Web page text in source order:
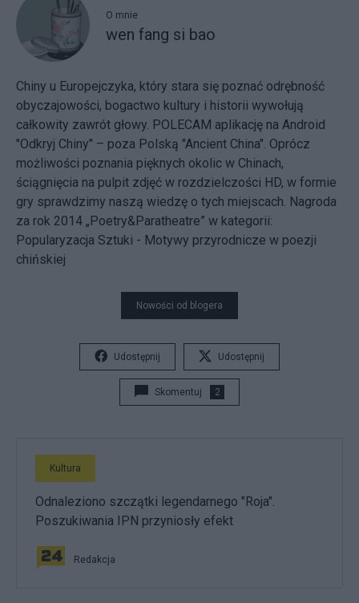
O mnie
wen fang si bao
Chiny u Europejczyka, który stara się poznać odrębność
obyczajowości, bogactwo kultury i historii wywołują
całkowity zawrót głowy. POLECAM aplikację na Android
"Odkryj Chiny" – poza Polską "Ancient China". Oprócz
możliwości poznania pięknych okolic w Chinach,
ściągnięcia na pulpit zdjęć w rozdzielczości HD, w formie
gry sprawdzimy naszą wiedzę o tych miejscach. Nagroda
za rok 2014 „Poetry&Paratheatre” w kategorii:
Popularyzacja Sztuki - Motywy przyrodnicze w poezji
chińskiej
Nowości od blogera
Udostępnij Udostępnij
Skomentuj 2
Kultura
Odnaleziono szczątki legendarnego "Roja".
Poszukiwania IPN przyniosły efekt
Redakcja